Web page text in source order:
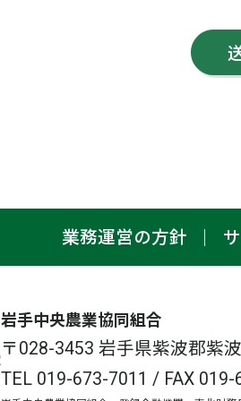
業務運営の方針
岩手中央農業協同組合
〒028-3453 岩手県紫波郡紫
TEL 019-673-7011 / FAX 019-